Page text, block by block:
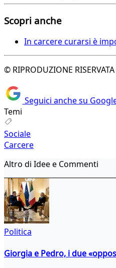
Scopri anche
In carcere curarsi è
© RIPRODUZIONE RISERVATA
Seguici anche su
Temi
Sociale
Carcere
Altro di Idee e Commenti
Politica
Giorgia e Pedro, i due